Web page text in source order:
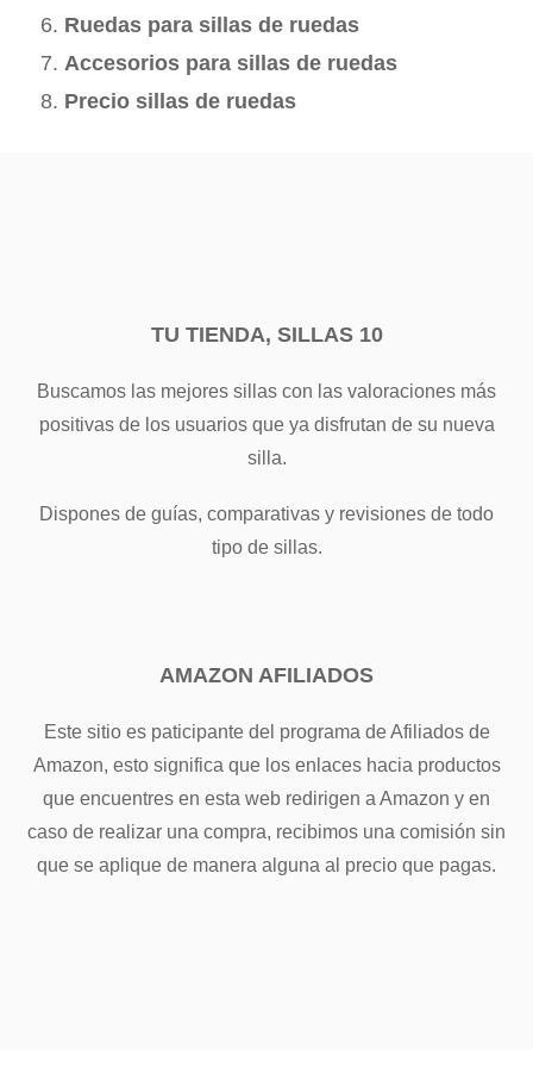
Ruedas para sillas de ruedas
Accesorios para sillas de ruedas
Precio sillas de ruedas
TU TIENDA, SILLAS 10
Buscamos las mejores sillas con las valoraciones más
positivas de los usuarios que ya disfrutan de su nueva
silla.
Dispones de guías, comparativas y revisiones de todo
tipo de sillas.
AMAZON AFILIADOS
Este sitio es paticipante del programa de Afiliados de
Amazon, esto significa que los enlaces hacia productos
que encuentres en esta web redirigen a Amazon y en
caso de realizar una compra, recibimos una comisión sin
que se aplique de manera alguna al precio que pagas.